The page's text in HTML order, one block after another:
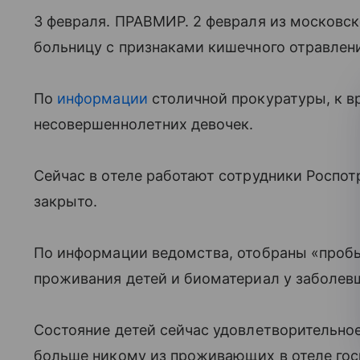
3 февраля. ПРАВМИР. 2 февраля из
больницу с признаками кишечного
По информации столичной прокуратуры, к
несовершеннолетних девочек.
Сейчас в отеле работают сотрудники
закрыто.
По информации ведомства, отобраны
проживания детей и биоматериал у
Состояние детей сейчас
больше никому из проживающих в отеле